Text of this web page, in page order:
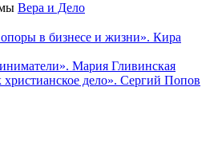
Вера и Дело
опоры в бизнесе и жизни». Кира
Мария Гливинская
христианское дело». Сергий Попов